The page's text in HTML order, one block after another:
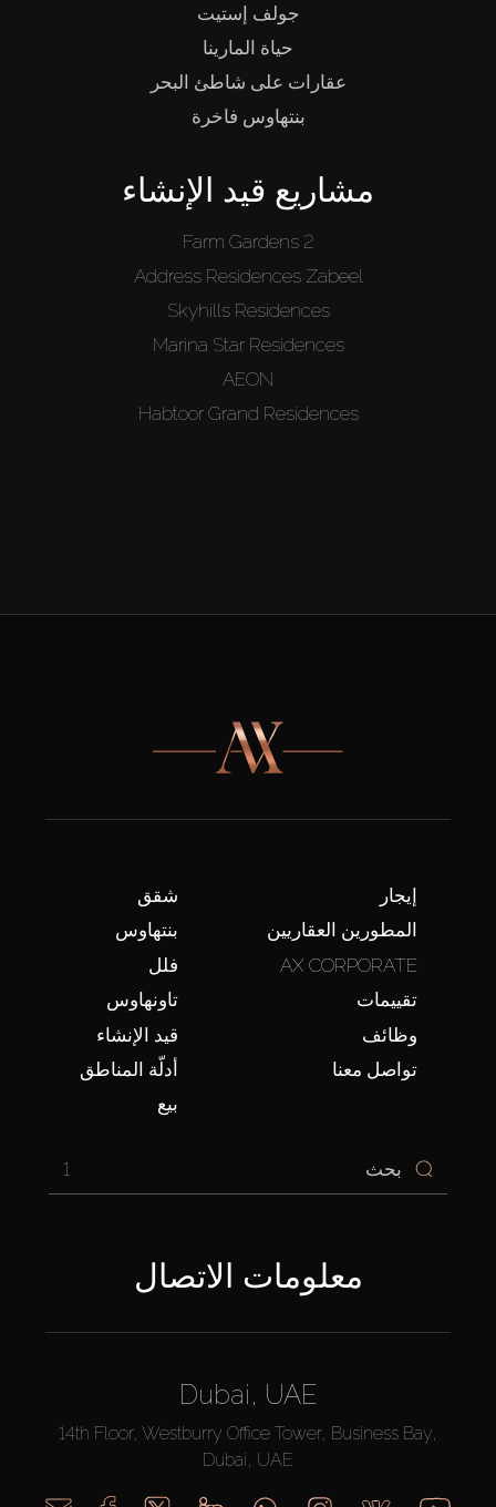
جولف إستيت
حياة المارينا
عقارات على شاطئ البحر
بنتهاوس فاخرة
مشاريع قيد الإنشاء
Farm Gardens 2
Address Residences Zabeel
Skyhills Residences
Marina Star Residences
AEON
Habtoor Grand Residences
شقق
بنتهاوس
فلل
تاونهاوس
قيد الإنشاء
أدلّة المناطق
بيع
إيجار
المطورين العقاريين
AX CORPORATE
تقييمات
وظائف
تواصل معنا
1
معلومات الاتصال
Dubai, UAE
14th Floor, Westburry Office Tower, Business Bay,
Dubai, UAE